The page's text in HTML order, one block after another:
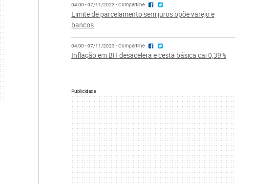
04:00 - 07/11/2023 - Compartilhe
Limite de parcelamento sem juros opõe varejo e
bancos
04:00 - 07/11/2023 - Compartilhe
Inflação em BH desacelera e cesta básica cai 0,39%
Publicidade